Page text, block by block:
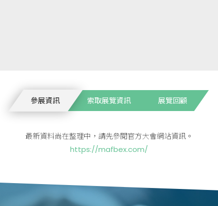
參展資訊 索取展覽資訊 展覽回顧
最新資料尚在整理中，請先參閱官方大會網站資訊。
https://mafbex.com/